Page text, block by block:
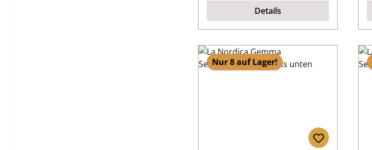
Details
Nur 8 auf Lager!